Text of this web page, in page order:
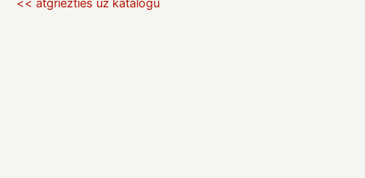
<< atgriezties uz katalogu